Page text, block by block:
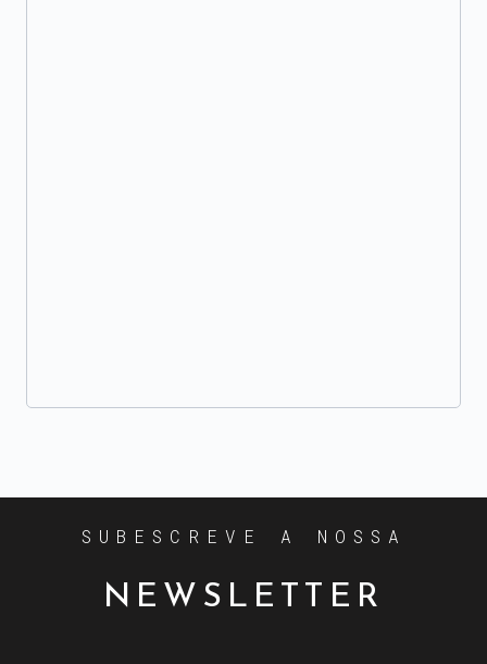
SUBESCREVE A NOSSA
NEWSLETTER